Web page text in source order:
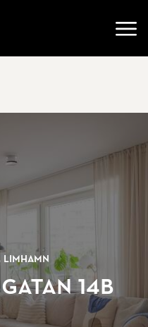
Limhamn
14B